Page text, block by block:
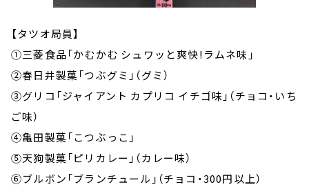
【タツオ局員】
①三菱食品「かむかむ シュワッと爽快!ラムネ味」
②春日井製菓「つぶグミ」（グミ）
③グリコ「ジャイアント カプリコ イチゴ味」（チョコ・いち
ご味）
④亀田製菓「こつぶっこ」
⑤天狗製菓「ピリカレー」（カレー味）
⑥ブルボン「ブランチュール」（チョコ・300円以上）